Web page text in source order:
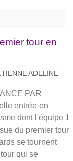
tour en
ADELINE
PAR
entrée en
dont l'équipe 1
du premier tour
se tournent
qui se